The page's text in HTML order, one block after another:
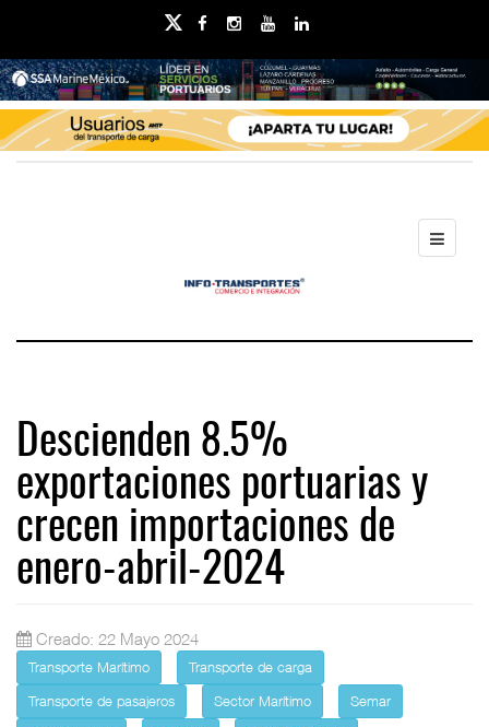
Descienden 8.5%
exportaciones portuarias y
crecen importaciones de
enero-abril-2024
Creado: 22 Mayo 2024
Transporte Marítimo
Transporte de carga
Transporte de pasajeros
Sector Marítimo
Semar